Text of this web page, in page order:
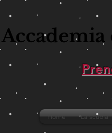
Home La scuola